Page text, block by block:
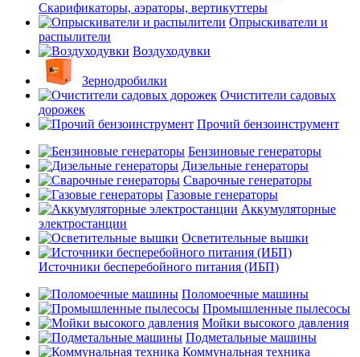
Скарификаторы, аэраторы, вертикуттеры
Опрыскиватели и
распылители
Воздуходувки
Зернодробилки
Очистители садовых
дорожек
Прочий бензоинструмент
Бензиновые генераторы
Дизельные генераторы
Сварочные генераторы
Газовые генераторы
Аккумуляторные
электростанции
Осветительные вышки
Источники бесперебойного питания (ИБП)
Поломоечные машины
Промышленные пылесосы
Мойки высокого давления
Подметальные машины
Коммунальная техника